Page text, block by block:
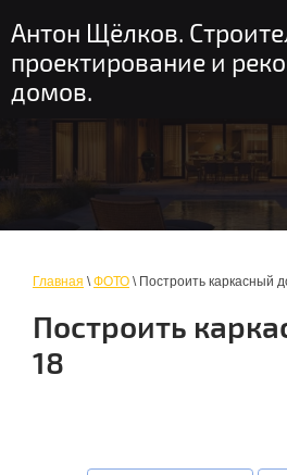
Антон Щёлков.
проектирование и
домов.
Москва и область
Главная \ФОТО \ Построить каркасный
Построить
18